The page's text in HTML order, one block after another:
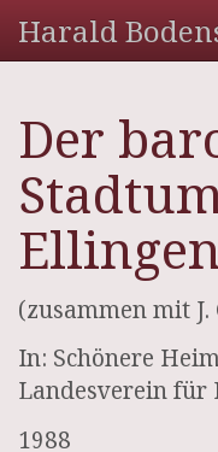
Harald
Der
(zusammen mit J.
In: Schönere
Landesverein für
1988